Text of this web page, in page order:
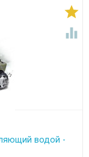


водой -